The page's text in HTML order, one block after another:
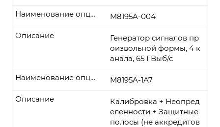
M8195A-004
Наименование опции
Генератор сигналов пр
оизвольной формы, 4 к
анала, 65 ГВыб/с
Описание
M8195A-1A7
Наименование опции
Калибровка + Неопред
еленности + Защитные
полосы (не аккредитов
Описание